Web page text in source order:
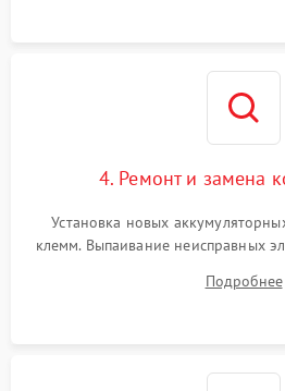
4. Ремонт и замена
Установка новых
клемм. Выпаивание неисправных
цепи зарядки и монтаж
Восстановление поврежденных
Подробнее